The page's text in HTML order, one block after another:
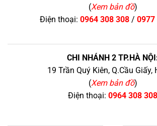
(Xem bản đồ)
Điện thoại: 0964 308 308/ 0977
CHI NHÁNH 2 TP.HÀ
19 Trần Quý Kiên, Q.Cầu Giấy,
(Xem bản đồ)
Điện thoại: 0964 308 308